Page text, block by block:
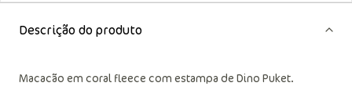
Descrição do produto
Macacão em coral fleece com estampa de Dino Puket.